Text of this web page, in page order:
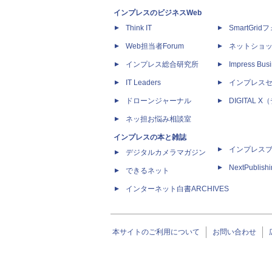
インプレスのビジネスWeb
Think IT
Web担当者Forum
インプレス総合研究所
IT Leaders
ドローンジャーナル
ネッ担お悩み相談室
インプレスの本と雑誌
デジタルカメラマガジン
できるネット
インターネット白書ARCHIVES
SmartGridフ
ネットショ
Impress
インプレス
DIGITAL X
インプレス
本サイトのご利用について お問い合わせ